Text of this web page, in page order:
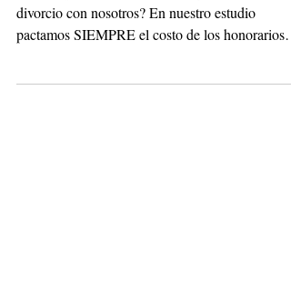
Nuestra política de honorarios. ¿Cuánto sale un
divorcio con nosotros? En nuestro estudio
de...